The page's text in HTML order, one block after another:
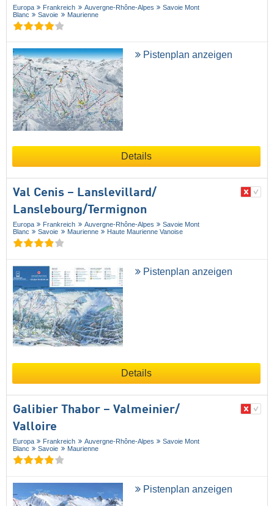
Europa Frankreich Auvergne-Rhône-Alpes
Savoie Mont
Blanc
Savoie Maurienne
Pistenplan anzeigen
Details
Val Cenis – Lanslevillard/​
Lanslebourg/​Termignon
Europa Frankreich Auvergne-Rhône-Alpes
Savoie Mont
Blanc
Savoie Maurienne Haute Maurienne Vanoise
Pistenplan anzeigen
Details
Galibier Thabor – Valmeinier/​
Valloire
Europa Frankreich Auvergne-Rhône-Alpes
Savoie Mont
Blanc
Savoie Maurienne
Pistenplan anzeigen